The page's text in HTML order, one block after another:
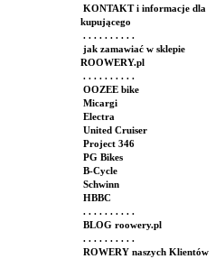
KONTAKT i informacje dla
kupującego
. . . . . . . . . .
jak zamawiać w sklepie
ROOWERY.pl
. . . . . . . . . .
OOZEE bike
Micargi
Electra
United Cruiser
Project 346
PG Bikes
B-Cycle
Schwinn
HBBC
. . . . . . . . . .
BLOG roowery.pl
. . . . . . . . . .
ROWERY naszych Klientów